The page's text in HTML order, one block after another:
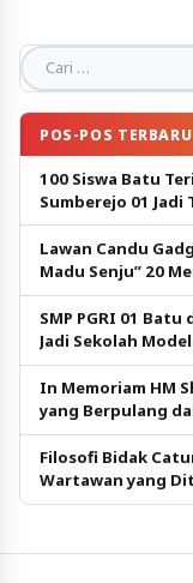
Cari untuk:
POS-POS TERBARU
100 Siswa Batu
Sumberejo 01 Jadi
Pendidikan Gratis
Lawan Candu
Madu Senju” 20
SMP PGRI 01 Batu
Jadi Sekolah
In Memoriam HM
yang Berpulang
Filosofi Bidak
Wartawan yang